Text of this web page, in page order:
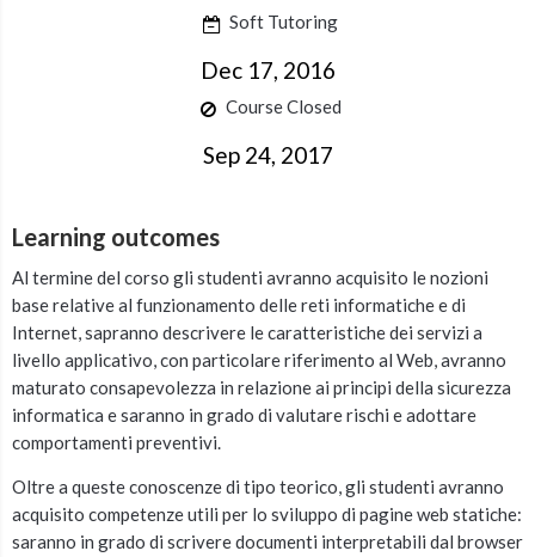
Soft Tutoring
Dec 17, 2016
Course Closed
Sep 24, 2017
Learning outcomes
Al termine del corso gli studenti avranno acquisito le nozioni
base relative al funzionamento delle reti informatiche e di
Internet, sapranno descrivere le caratteristiche dei servizi a
livello applicativo, con particolare riferimento al Web, avranno
maturato consapevolezza in relazione ai principi della sicurezza
informatica e saranno in grado di valutare rischi e adottare
comportamenti preventivi.
Oltre a queste conoscenze di tipo teorico, gli studenti avranno
acquisito competenze utili per lo sviluppo di pagine web statiche:
saranno in grado di scrivere documenti interpretabili dal browser